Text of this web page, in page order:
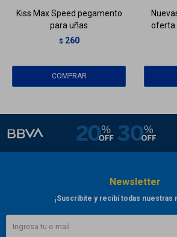
Kiss Max Speed pegamento
para uñas
$ 260
oferta
Newsletter
¡Suscribite y recibí todas nuestras